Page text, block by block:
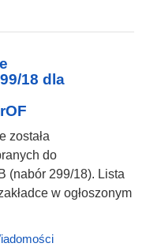
18 dla
została
do
(nabór 299/18). Lista
w ogłoszonym